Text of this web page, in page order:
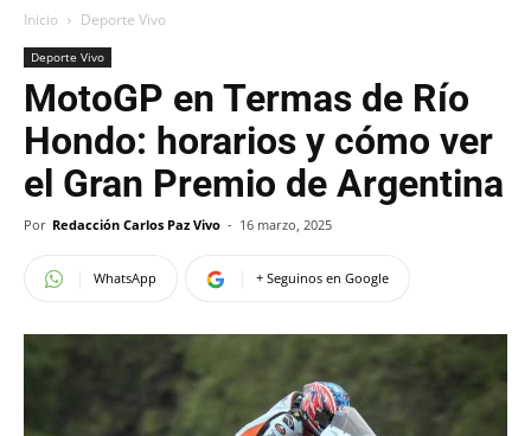
Inicio Deporte Vivo
Deporte Vivo
MotoGP en Termas de Río
Hondo: horarios y cómo ver
el Gran Premio de Argentina
Por Redacción Carlos Paz Vivo - 16 marzo, 2025
WhatsApp + Seguinos en Google